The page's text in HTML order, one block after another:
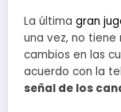
La última gran
una vez, no
cambios en las
acuerdo con la
señal de los